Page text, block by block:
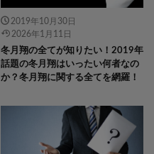
2019年10月30日
2026年1月11日
冬月翔の全てが知りたい！2019年
話題の冬月翔はいったい何者なの
か？冬月翔に関する全てを網羅！
" class="attachment-
icatch375 size-icatch375 wp-post-